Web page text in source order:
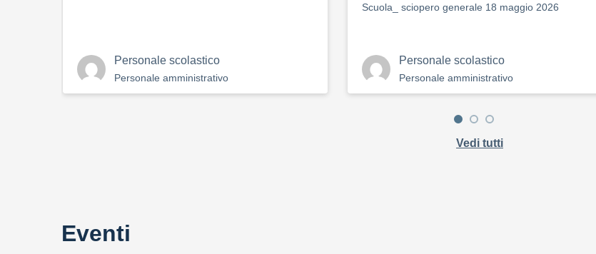
Personale scolastico
Personale amministrativo
Scuola_ sciopero generale 18 maggio 2026
Personale scolastico
Personale amministrativo
Vedi tutti
Eventi